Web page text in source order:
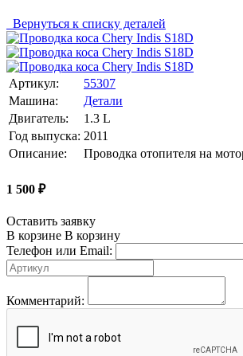
Вернуться к списку деталей
Артикул:
55307
Машина:
Детали
Двигатель:
1.3 L
Год выпуска: 2011
Описание:
Проводка отопителя на
1 500 ₽
Оставить заявку
В корзине В корзину
Телефон или Email:
Комментарий: